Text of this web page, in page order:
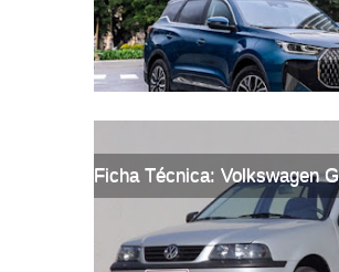
Ficha Técnica: Volkswagen